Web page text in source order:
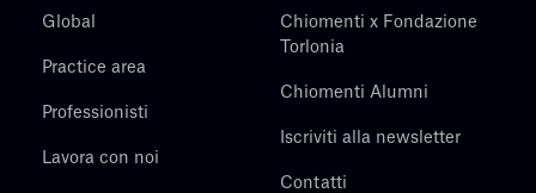
Global
Practice area
Professionisti
Lavora con noi
Chiomenti x Fondazione
Torlonia
Chiomenti Alumni
Iscriviti alla newsletter
Contatti